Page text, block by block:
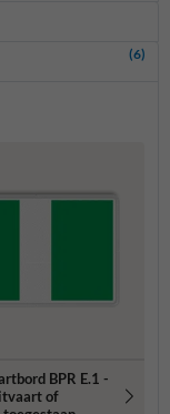
(6)
BPR E.1 -
of